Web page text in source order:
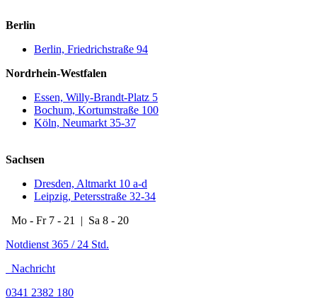
Berlin
Berlin, Friedrichstraße 94
Nordrhein-Westfalen
Essen, Willy-Brandt-Platz 5
Bochum, Kortumstraße 100
Köln, Neumarkt 35-37
Sachsen
Dresden, Altmarkt 10 a-d
Leipzig, Petersstraße 32-34
Mo - Fr 7 - 21 | Sa 8 - 20
Notdienst 365 / 24 Std.
Nachricht
0341 2382 180